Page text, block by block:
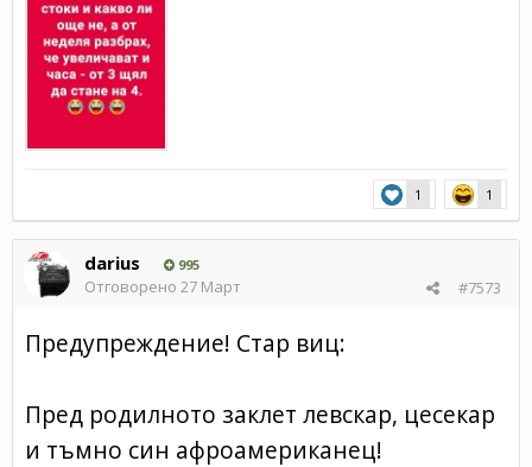
1 1
darius 995
#7573
Отговорено 27 Март
Предупреждение! Стар виц:
Пред родилното заклет левскар, цесекар
и тъмно син афроамериканец!